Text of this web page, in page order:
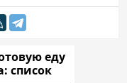
еду
список